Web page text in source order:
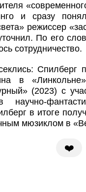
и сразу
режиссер
По его
сотрудничество.
Спилберг
в
(2023) с
научно-
в итоге
мюзиклом в
❤️